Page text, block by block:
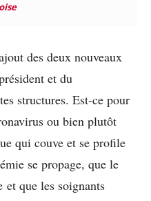
des deux nouveaux
et du
structures. Est-ce pour
ou bien plutôt
qui couve et se profile
se propage, que le
que les soignants